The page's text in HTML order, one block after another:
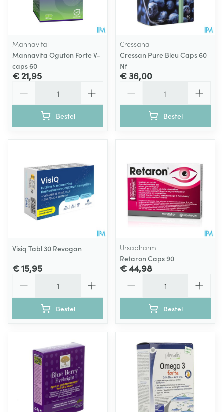
Mannavital
Mannavita Oguton Forte V-
caps 60
€ 21,95
Bestel
Cressana
Cressan Pure Bleu Caps 60
Nf
€ 36,00
Bestel
Visiq Tabl 30 Revogan
€ 15,95
Bestel
Ursapharm
Retaron Caps 90
€ 44,98
Bestel